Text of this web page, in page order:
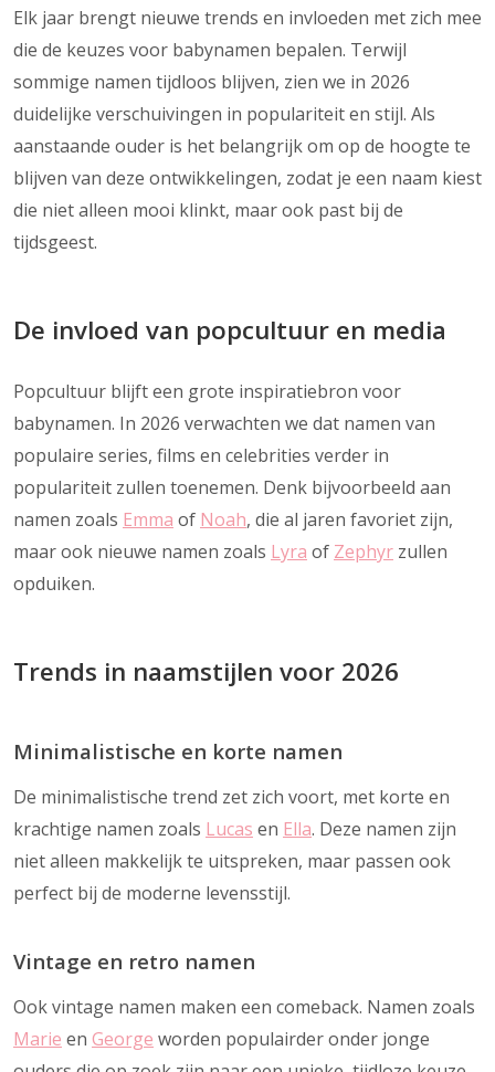
Elk jaar brengt nieuwe trends en invloeden met zich mee
die de keuzes voor babynamen bepalen. Terwijl
sommige namen tijdloos blijven, zien we in 2026
duidelijke verschuivingen in populariteit en stijl. Als
aanstaande ouder is het belangrijk om op de hoogte te
blijven van deze ontwikkelingen, zodat je een naam kiest
die niet alleen mooi klinkt, maar ook past bij de
tijdsgeest.
De invloed van popcultuur en media
Popcultuur blijft een grote inspiratiebron voor
babynamen. In 2026 verwachten we dat namen van
populaire series, films en celebrities verder in
populariteit zullen toenemen. Denk bijvoorbeeld aan
namen zoals Emma of Noah, die al jaren favoriet zijn,
maar ook nieuwe namen zoals Lyra of Zephyr zullen
opduiken.
Trends in naamstijlen voor 2026
Minimalistische en korte namen
De minimalistische trend zet zich voort, met korte en
krachtige namen zoals Lucas en Ella. Deze namen zijn
niet alleen makkelijk te uitspreken, maar passen ook
perfect bij de moderne levensstijl.
Vintage en retro namen
Ook vintage namen maken een comeback. Namen zoals
Marie en George worden populairder onder jonge